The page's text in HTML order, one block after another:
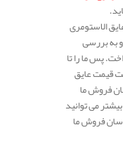
الاستومری
به بررسی
پس ما را تا
قیمت عایق
فروش ما
می توانید
فروش ما